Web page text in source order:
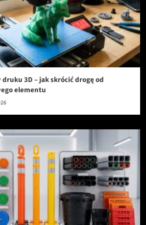
3D – jak skrócić drogę od
elementu